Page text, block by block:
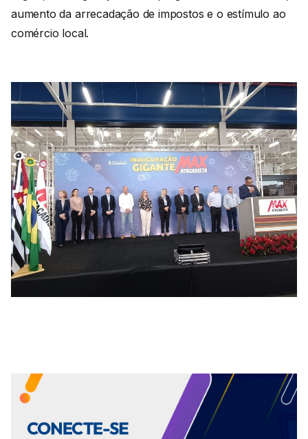
aumento da arrecadação de impostos e o estímulo ao
comércio local.